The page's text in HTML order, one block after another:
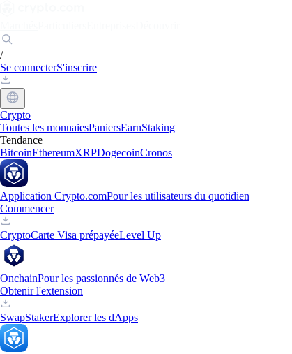
/
Se connecterS'inscrire
Crypto
Toutes les monnaiesPaniersEarnStaking
Tendance
BitcoinEthereumXRPDogecoinCronos
Application Crypto.comPour les utilisateurs du quotidien
Commencer
CryptoCarte Visa prépayéeLevel Up
OnchainPour les passionnés de Web3
Obtenir l'extension
SwapStakerExplorer les dApps